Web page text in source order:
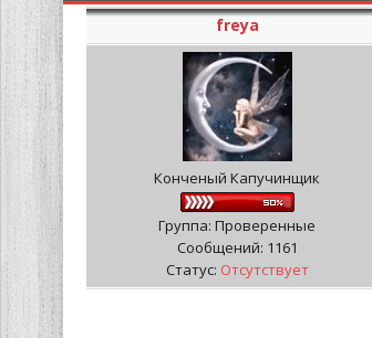
freya
Конченый Капучинщик
Группа: Проверенные
Сообщений: 1161
Статус: Отсутствует